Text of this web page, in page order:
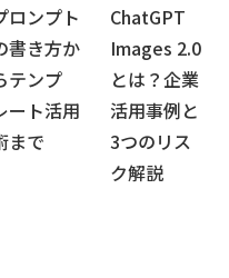
ロンプト
書き方か
テンプ
ート活用
まで
ChatGPT
Images 2.0
とは？企業
活用事例と
3つのリス
ク解説